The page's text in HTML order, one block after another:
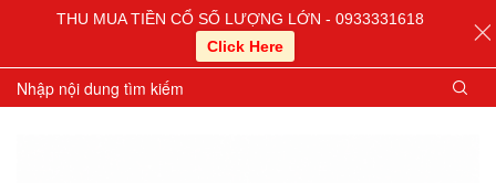
THU MUA TIỀN CỔ SỐ LƯỢNG LỚN - 0933331618
Click Here